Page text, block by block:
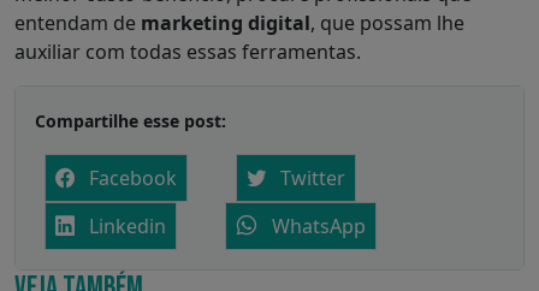
entendam de marketing digital, que possam lhe
auxiliar com todas essas ferramentas.
Compartilhe esse post:
Facebook
Twitter
Linkedin
WhatsApp